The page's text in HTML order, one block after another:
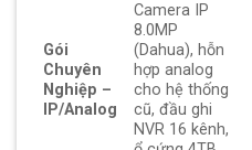
Gói
Chuyên
Nghiệp –
IP/Analog
Camera IP
8.0MP
(Dahua), hỗn
hợp analog
cho hệ thống
cũ, đầu ghi
NVR 16 kênh,